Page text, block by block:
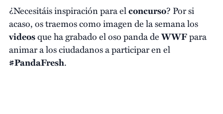
¿Necesitáis inspiración para elconcurso? Por si
acaso, os traemos como imagen de la semana los
videosque ha grabado el oso panda deWWFpara
animar a los ciudadanos a participar en el
#PandaFresh.